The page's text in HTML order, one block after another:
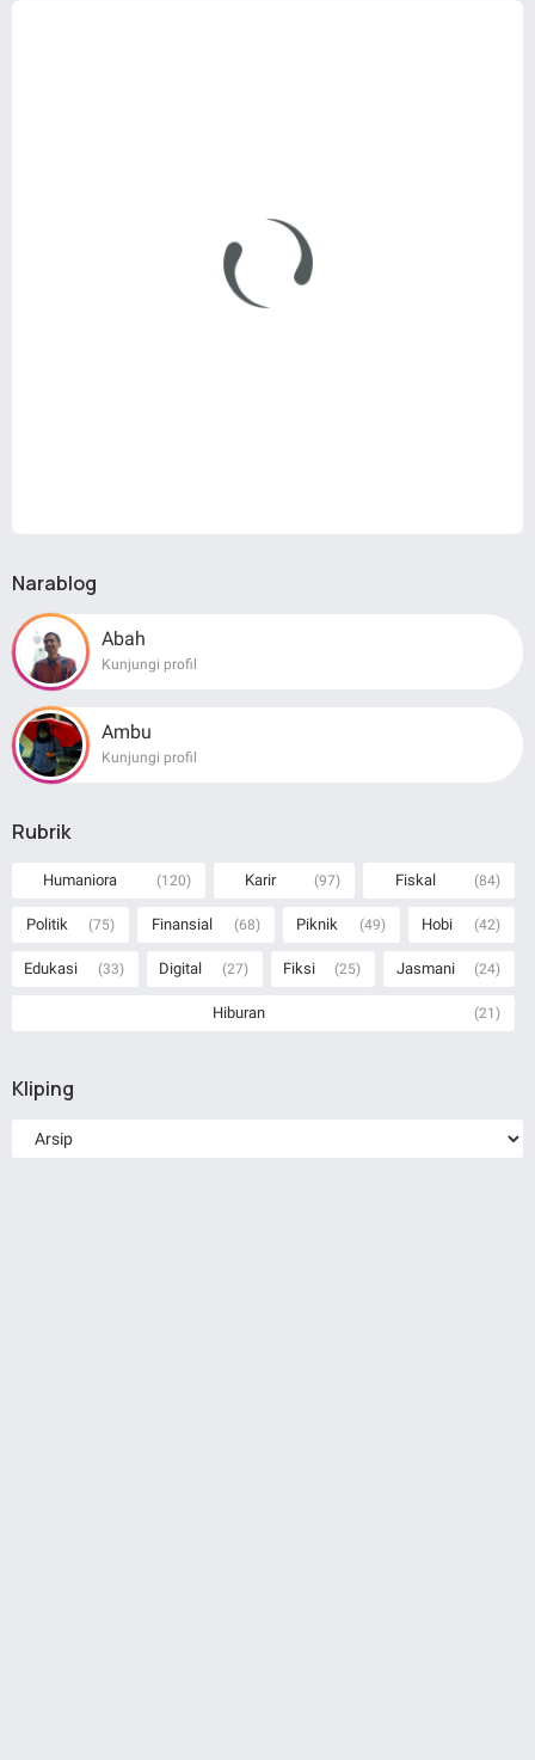
Narablog
Abah
Kunjungi profil
Ambu
Kunjungi profil
Rubrik
Humaniora (120) Karir (97) Fiskal (84)
Politik (75) Finansial (68) Piknik (49) Hobi (42)
Edukasi (33) Digital (27) Fiksi (25) Jasmani (24)
Hiburan (21)
Kliping